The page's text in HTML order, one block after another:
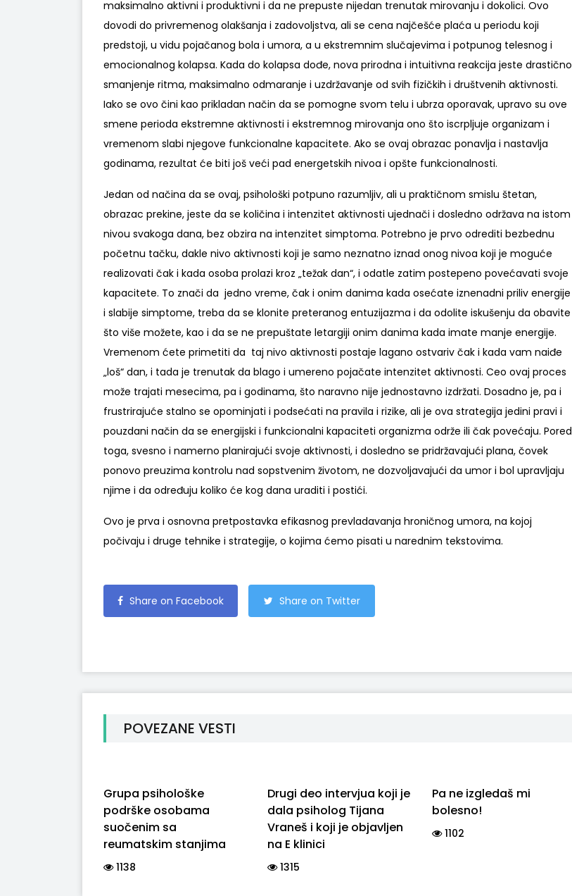
maksimalno aktivni i produktivni i da ne prepuste nijedan trenutak mirovanju i dokolici. Ovo
dovodi do privremenog olakšanja i zadovoljstva, ali se cena najčešće plaća u periodu koji
predstoji, u vidu pojačanog bola i umora, a u ekstremnim slučajevima i potpunog telesnog i
emocionalnog kolapsa. Kada do kolapsa dođe, nova prirodna i intuitivna reakcija jeste drastično
smanjenje ritma, maksimalno odmaranje i uzdržavanje od svih fizičkih i društvenih aktivnosti.
Iako se ovo čini kao prikladan način da se pomogne svom telu i ubrza oporavak, upravo su ove
smene perioda ekstremne aktivnosti i ekstremnog mirovanja ono što iscrpljuje organizam i
vremenom slabi njegove funkcionalne kapacitete. Ako se ovaj obrazac ponavlja i nastavlja
godinama, rezultat će biti još veći pad energetskih nivoa i opšte funkcionalnosti.
Jedan od načina da se ovaj, psihološki potpuno razumljiv, ali u praktičnom smislu štetan,
obrazac prekine, jeste da se količina i intenzitet aktivnosti ujednači i dosledno održava na istom
nivou svakoga dana, bez obzira na intenzitet simptoma. Potrebno je prvo odrediti bezbednu
početnu tačku, dakle nivo aktivnosti koji je samo neznatno iznad onog nivoa koji je moguće
realizovati čak i kada osoba prolazi kroz „težak dan“, i odatle zatim postepeno povećavati svoje
kapacitete. To znači da jedno vreme, čak i onim danima kada osećate iznenadni priliv energije
i slabije simptome, treba da se klonite preteranog entuzijazma i da odolite iskušenju da obavite
što više možete, kao i da se ne prepuštate letargiji onim danima kada imate manje energije.
Vremenom ćete primetiti da taj nivo aktivnosti postaje lagano ostvariv čak i kada vam naiđe
„loš“ dan, i tada je trenutak da blago i umereno pojačate intenzitet aktivnosti. Ceo ovaj proces
može trajati mesecima, pa i godinama, što naravno nije jednostavno izdržati. Dosadno je, pa i
frustrirajuće stalno se opominjati i podsećati na pravila i rizike, ali je ova strategija jedini pravi i
pouzdani način da se energijski i funkcionalni kapaciteti organizma održe ili čak povećaju. Pored
toga, svesno i namerno planirajući svoje aktivnosti, i dosledno se pridržavajući plana, čovek
ponovo preuzima kontrolu nad sopstvenim životom, ne dozvoljavajući da umor i bol upravljaju
njime i da određuju koliko će kog dana uraditi i postići.
Ovo je prva i osnovna pretpostavka efikasnog prevladavanja hroničnog umora, na kojoj
počivaju i druge tehnike i strategije, o kojima ćemo pisati u narednim tekstovima.
Share on Facebook Share on Twitter
POVEZANE VESTI
Grupa psihološke
podrške osobama
suočenim sa
reumatskim stanjima
1138
Drugi deo intervjua koji je
dala psiholog Tijana
Vraneš i koji je objavljen
na E klinici
1315
Pa ne izgledaš mi
bolesno!
1102